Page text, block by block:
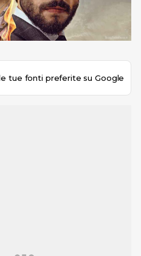
tue fonti preferite su Google